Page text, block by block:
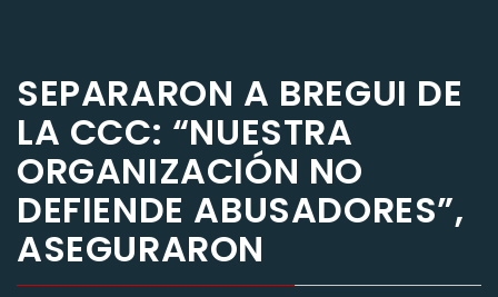
SEPARARON A BREGUI DE
LA CCC: “NUESTRA
ORGANIZACIÓN NO
DEFIENDE ABUSADORES”,
ASEGURARON